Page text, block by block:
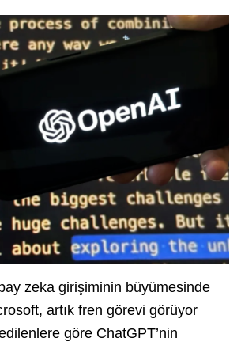
zeka girişiminin büyümesinde
artık fren görevi görüyor
göre ChatGPT’nin